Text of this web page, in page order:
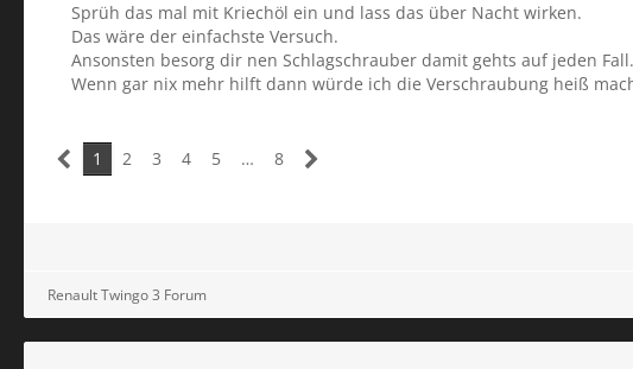
Sprüh das mal mit Kriechöl ein und lass das über Nacht wirken.
Das wäre der einfachste Versuch.
Ansonsten besorg dir nen Schlagschrauber damit gehts auf jeden Fall.
Wenn gar nix mehr hilft dann würde ich die Verschraubung heiß
1 2 3 4 5 … 8
Renault Twingo 3 Forum